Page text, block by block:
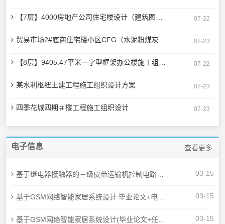
07-22
【7层】4000房地产公司住宅楼设计（建筑图、结构图、计算书、开题报告、任务书等资料）
07-23
贸易市场2#底商住宅楼小区CFG（水泥粉煤灰碎石桩）施工组织设计方案
07-22
【8层】9405.47平米一字型框架办公楼施工组织设计（含建筑图、结构图、计算书）
07-23
某水利枢纽土建工程施工组织设计方案
07-23
四季花城四期＃楼工程施工组织设计
查看更多
电子信息
03-15
基于继电器接触器的三级皮带运输机控制电路设计
03-15
基于GSM网络智能家居系统设计 毕业论文+电路原理图+程序
03-15
基于GSM网络智能家居系统设计(毕业论文+任务书+开题+翻译+源码+原理图)